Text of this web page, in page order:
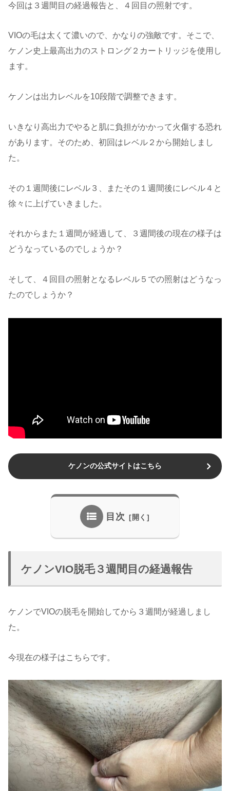
今回は３週間目の経過報告と、４回目の照射です。
VIOの毛は太くて濃いので、かなりの強敵です。そこで、
ケノン史上最高出力のストロング２カートリッジを使用し
ます。
ケノンは出力レベルを10段階で調整できます。
いきなり高出力でやると肌に負担がかかって火傷する恐れ
があります。そのため、初回はレベル２から開始しまし
た。
その１週間後にレベル３、またその１週間後にレベル４と
徐々に上げていきました。
それからまた１週間が経過して、３週間後の現在の様子は
どうなっているのでしょうか？
そして、４回目の照射となるレベル５での照射はどうなっ
たのでしょうか？
ケノンの公式サイトはこちら
目次
ケノンVIO脱毛３週間目の経過報告
ケノンでVIOの脱毛を開始してから３週間が経過しまし
た。
今現在の様子はこちらです。